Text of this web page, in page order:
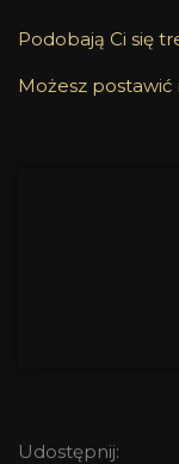
Podobają Ci się
Możesz postawić
Udostępnij: